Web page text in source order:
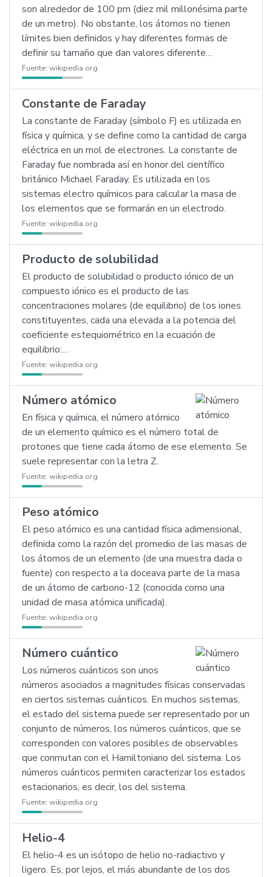
son alrededor de 100 pm (diez mil millonésima parte
de un metro). No obstante, los átomos no tienen
límites bien definidos y hay diferentes formas de
definir su tamaño que dan valores diferente…
Fuente: wikipedia.org
Constante de Faraday
La constante de Faraday (símbolo F) es utilizada en
física y química, y se define como la cantidad de carga
eléctrica en un mol de electrones. La constante de
Faraday fue nombrada así en honor del científico
británico Michael Faraday. Es utilizada en los
sistemas electro químicos para calcular la masa de
los elementos que se formarán en un electrodo.
Fuente: wikipedia.org
Producto de solubilidad
El producto de solubilidad o producto iónico de un
compuesto iónico es el producto de las
concentraciones molares (de equilibrio) de los iones
constituyentes, cada una elevada a la potencia del
coeficiente estequiométrico en la ecuación de
equilibrio:…
Fuente: wikipedia.org
Número atómico
En física y química, el número atómico
de un elemento químico es el número total de
protones que tiene cada átomo de ese elemento. Se
suele representar con la letra Z.
Fuente: wikipedia.org
Peso atómico
El peso atómico es una cantidad física adimensional,
definida como la razón del promedio de las masas de
los átomos de un elemento (de una muestra dada o
fuente) con respecto a la doceava parte de la masa
de un átomo de carbono-12 (conocida como una
unidad de masa atómica unificada).
Fuente: wikipedia.org
Número cuántico
Los números cuánticos son unos
números asociados a magnitudes físicas conservadas
en ciertos sistemas cuánticos. En muchos sistemas,
el estado del sistema puede ser representado por un
conjunto de números, los números cuánticos, que se
corresponden con valores posibles de observables
que conmutan con el Hamiltoniano del sistema. Los
números cuánticos permiten caracterizar los estados
estacionarios, es decir, los del sistema.
Fuente: wikipedia.org
Helio-4
El helio-4 es un isótopo de helio no-radiactivo y
ligero. Es, por lejos, el más abundante de los dos